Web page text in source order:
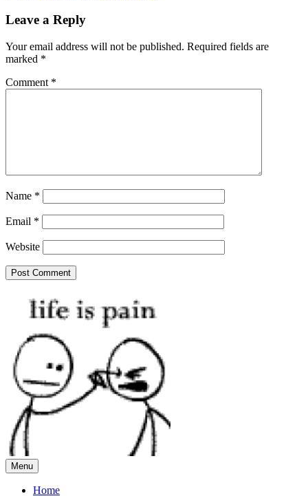
Leave a Reply
Your email address will not be published. Required fields are
marked *
Comment *
Name *
Email *
Website
Menu
Home